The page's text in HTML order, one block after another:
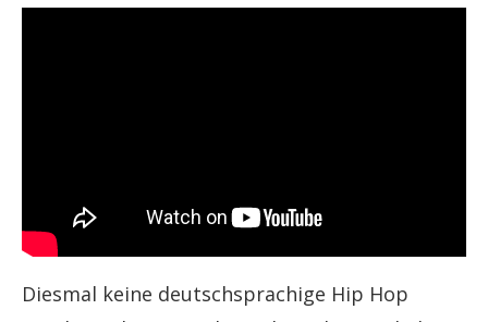
Diesmal keine deutschsprachige Hip Hop